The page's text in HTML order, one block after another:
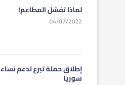
لماذا تفشل المطاعم!
04/07/2022
إطلاق حملة تبرع لدعم نساء
سوريا